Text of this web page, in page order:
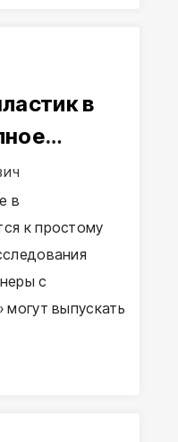
в
в
к простому
с
выпускать